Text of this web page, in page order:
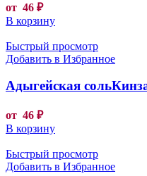
от 46 ₽
В корзину
Быстрый просмотр
Добавить в Избранное
Адыгейская
от 46 ₽
В корзину
Быстрый просмотр
Добавить в Избранное